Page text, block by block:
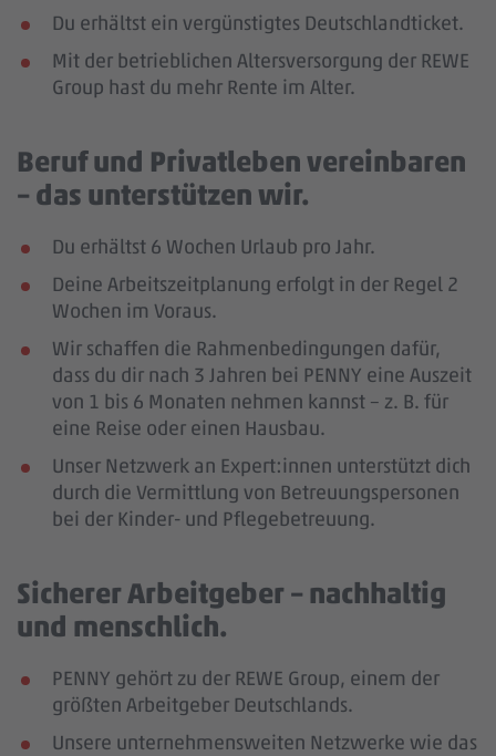
Du erhältst ein vergünstigtes Deutschlandticket.
Mit der betrieblichen Altersversorgung der REWE
Group hast du mehr Rente im Alter.
Beruf und Privatleben vereinbaren
– das unterstützen wir.
Du erhältst 6 Wochen Urlaub pro Jahr.
Deine Arbeitszeitplanung erfolgt in der Regel 2
Wochen im Voraus.
Wir schaffen die Rahmenbedingungen dafür,
dass du dir nach 3 Jahren bei PENNY eine Auszeit
von 1 bis 6 Monaten nehmen kannst – z. B. für
eine Reise oder einen Hausbau.
Unser Netzwerk an Expert:innen unterstützt dich
durch die Vermittlung von Betreuungspersonen
bei der Kinder- und Pflegebetreuung.
Sicherer Arbeitgeber – nachhaltig
und menschlich.
PENNY gehört zu der REWE Group, einem der
größten Arbeitgeber Deutschlands.
Unsere unternehmensweiten Netzwerke wie das